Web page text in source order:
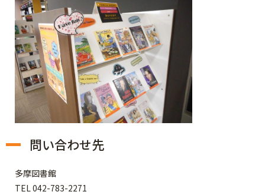
問い合わせ先
多摩図書館
TEL 042-783-2271